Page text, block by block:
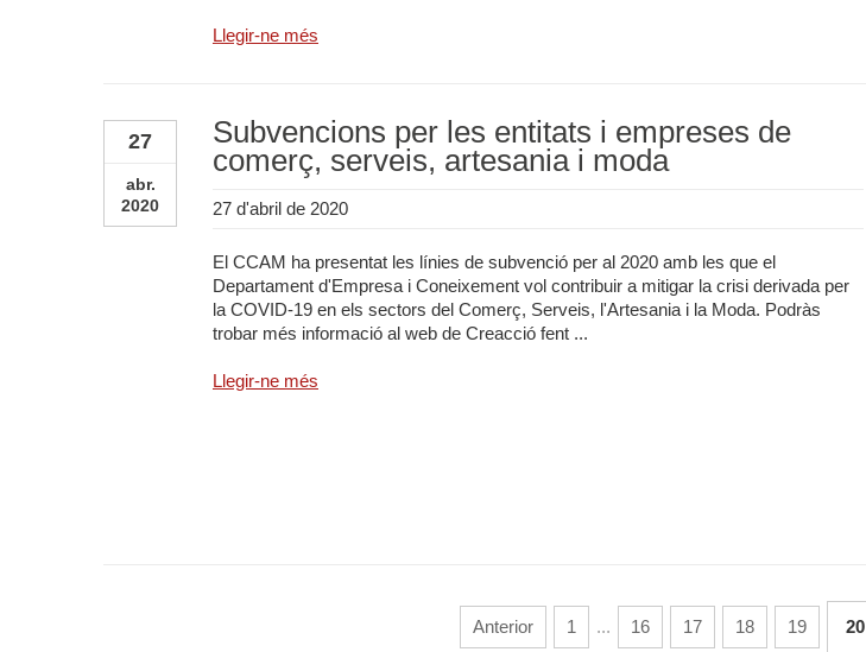
Llegir-ne més
27
abr.
2020
Subvencions per les entitats i empreses de
comerç, serveis, artesania i moda
27 d'abril de 2020
El CCAM ha presentat les línies de subvenció per al 2020 amb les que el
Departament d'Empresa i Coneixement vol contribuir a mitigar la crisi derivada per
la COVID-19 en els sectors del Comerç, Serveis, l'Artesania i la Moda. Podràs
trobar més informació al web de Creacció fent ...
Llegir-ne més
Anterior 1 ... 16 17 18 19 20